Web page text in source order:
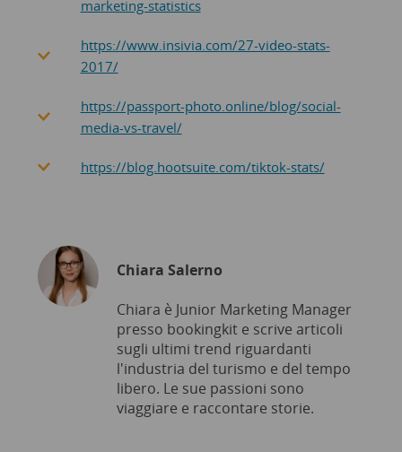
marketing-statistics
https://www.insivia.com/27-video-stats-
2017/
https://passport-photo.online/blog/social-
media-vs-travel/
https://blog.hootsuite.com/tiktok-stats/
Chiara Salerno
Chiara è Junior Marketing Manager
presso bookingkit e scrive articoli
sugli ultimi trend riguardanti
l'industria del turismo e del tempo
libero. Le sue passioni sono
viaggiare e raccontare storie.